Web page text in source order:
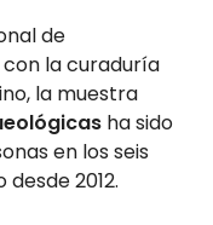
de
la curaduría
la muestra
ha sido
en los seis
2012.